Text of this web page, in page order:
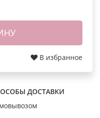
В избранное
ДОСТАВКИ